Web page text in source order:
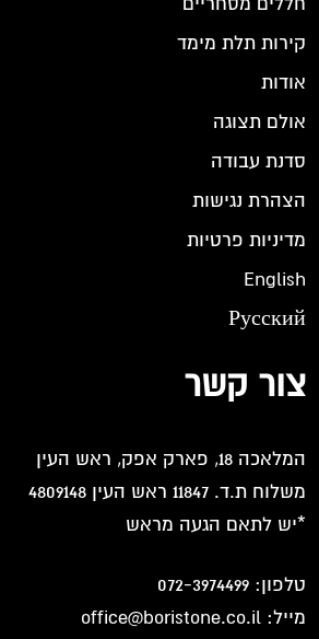
חללים מסחריים
קירות תלת מימד
אודות
אולם תצוגה
סדנת עבודה
הצהרת נגישות
מדיניות פרטיות
English
Русский
צור קשר
המלאכה 18, פארק אפק, ראש העין
משלוח ת.ד. 11847 ראש העין 4809148
*יש לתאם הגעה מראש
טלפון: 072-3974499
מייל: office@boristone.co.il